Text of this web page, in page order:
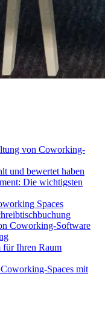
von Coworking-
und bewertet haben
Die wichtigsten
Spaces
Coworking-Software
für Ihren Raum
Spaces mit